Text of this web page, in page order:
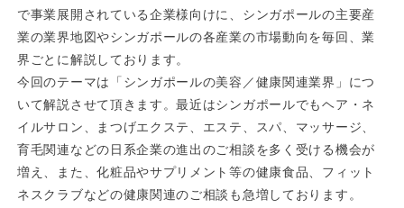
で事業展開されている企業様向けに、シンガポールの主要産
業の業界地図やシンガポールの各産業の市場動向を毎回、業
界ごとに解説しております。
今回のテーマは「シンガポールの美容／健康関連業界」につ
いて解説させて頂きます。最近はシンガポールでもヘア・ネ
イルサロン、まつげエクステ、エステ、スパ、マッサージ、
育毛関連などの日系企業の進出のご相談を多く受ける機会が
増え、また、化粧品やサプリメント等の健康食品、フィット
ネスクラブなどの健康関連のご相談も急増しております。